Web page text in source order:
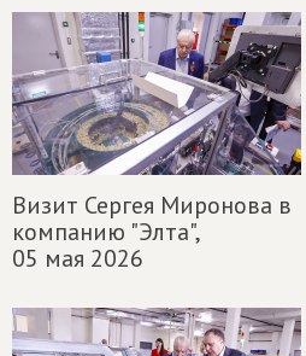
Визит Сергея Миронова в
компанию "Элта",
05 мая 2026